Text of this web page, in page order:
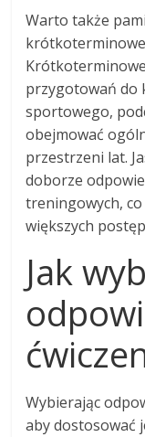
Warto także
przygotowań do
sportowego,
obejmować
przestrzeni lat.
doborze
treningowych,
większych
Jak
Wybierając
aby dostosować